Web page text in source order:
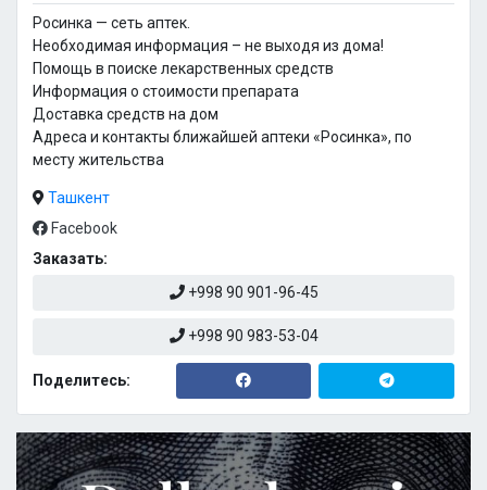
Росинка — сеть аптек.
Необходимая информация – не выходя из дома!
Помощь в поиске лекарственных средств
Информация о стоимости препарата
Доставка средств на дом
Адреса и контакты ближайшей аптеки «Росинка», по
месту жительства
Ташкент
Facebook
Заказать:
+998 90 901-96-45
+998 90 983-53-04
Поделитесь: